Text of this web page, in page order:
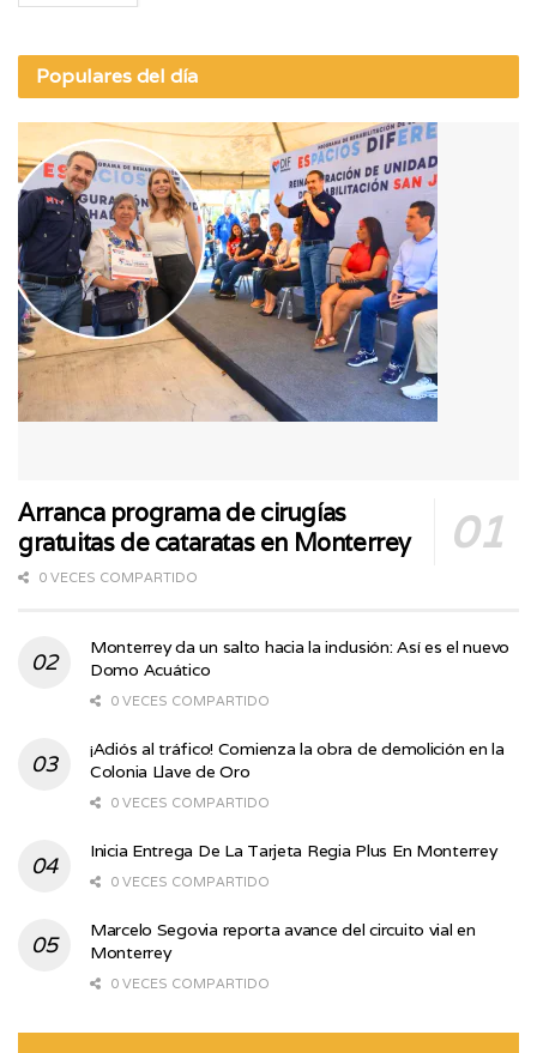
Populares del día
Arranca programa de cirugías
gratuitas de cataratas en Monterrey
0 VECES COMPARTIDO
Monterrey da un salto hacia la inclusión: Así es el nuevo
Domo Acuático
0 VECES COMPARTIDO
¡Adiós al tráfico! Comienza la obra de demolición en la
Colonia Llave de Oro
0 VECES COMPARTIDO
Inicia Entrega De La Tarjeta Regia Plus En Monterrey
0 VECES COMPARTIDO
Marcelo Segovia reporta avance del circuito vial en
Monterrey
0 VECES COMPARTIDO